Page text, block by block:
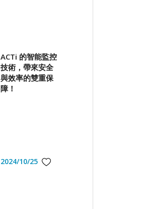
ACTi 的智能監控
技術，帶來安全
與效率的雙重保
障！
2024/10/25